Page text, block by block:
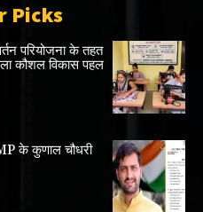
Picks
परियोजना के तहत
कौशल विकास पहल
के कुणाल चौधरी